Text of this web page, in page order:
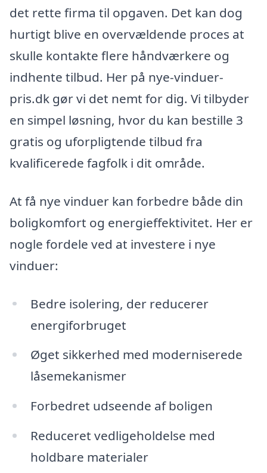
det rette firma til opgaven. Det kan dog
hurtigt blive en overvældende proces at
skulle kontakte flere håndværkere og
indhente tilbud. Her på nye-vinduer-
pris.dk gør vi det nemt for dig. Vi tilbyder
en simpel løsning, hvor du kan bestille 3
gratis og uforpligtende tilbud fra
kvalificerede fagfolk i dit område.
At få nye vinduer kan forbedre både din
boligkomfort og energieffektivitet. Her er
nogle fordele ved at investere i nye
vinduer:
Bedre isolering, der reducerer
energiforbruget
Øget sikkerhed med moderniserede
låsemekanismer
Forbedret udseende af boligen
Reduceret vedligeholdelse med
holdbare materialer